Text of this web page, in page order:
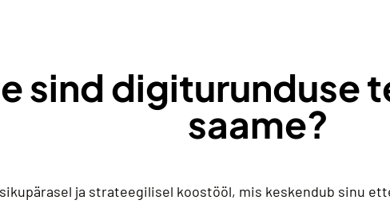
sind digiturunduse
saame?
ja strateegilisel koostööl, mis keskendub sinu